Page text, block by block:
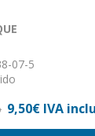
07-5
9,50€ IVA